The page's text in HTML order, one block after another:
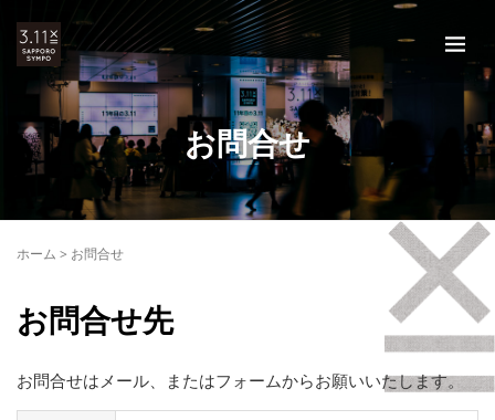
お問合せ
ホーム > お問合せ
お問合せ先
お問合せはメール、またはフォームからお願いいたします。